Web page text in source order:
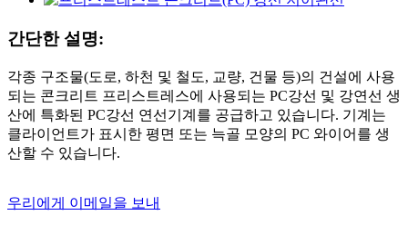
간단한 설명:
각종 구조물(도로, 하천 및 철도, 교량, 건물 등)의 건설에 사용
되는 콘크리트 프리스트레스에 사용되는 PC강선 및 강연선 생
산에 특화된 PC강선 연선기계를 공급하고 있습니다. 기계는
클라이언트가 표시한 평면 또는 늑골 모양의 PC 와이어를 생
산할 수 있습니다.
우리에게 이메일을 보내